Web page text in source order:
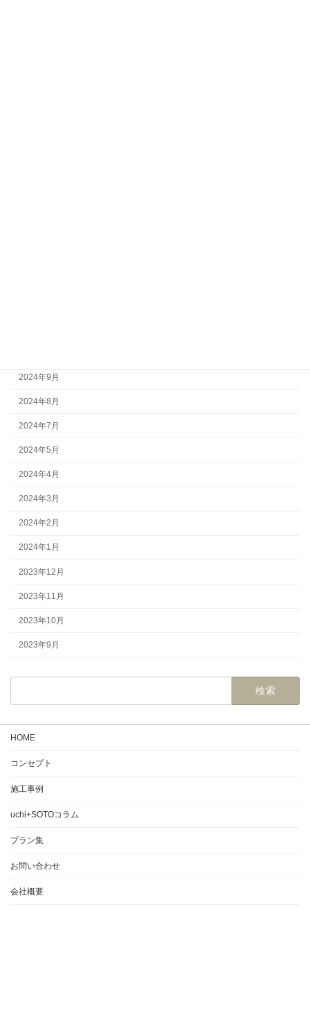
2024年9月
2024年8月
2024年7月
2024年5月
2024年4月
2024年3月
2024年2月
2024年1月
2023年12月
2023年11月
2023年10月
2023年9月
検
HOME
コンセプト
施工事例
uchi+SOTOコラム
プラン集
お問い合わせ
会社概要